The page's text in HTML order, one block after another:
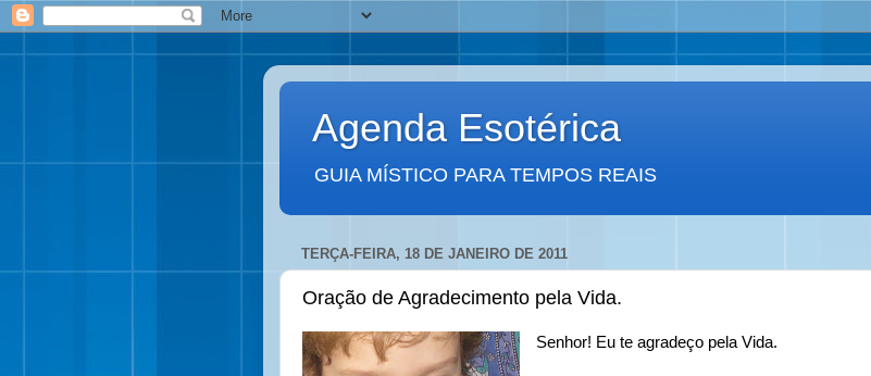
Agenda Esotérica
GUIA MÍSTICO PARA TEMPOS REAIS
TERÇA-FEIRA, 18 DE JANEIRO DE 2011
Oração de Agradecimento pela Vida.
Senhor! Eu te agradeço pela Vida.